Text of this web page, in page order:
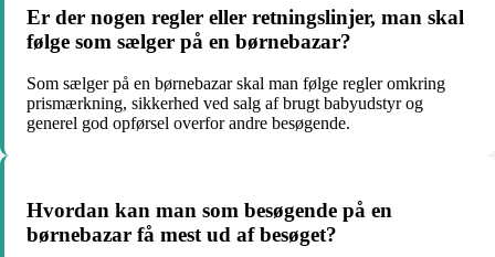
Er der nogen regler eller retningslinjer, man skal
følge som sælger på en børnebazar?
Som sælger på en børnebazar skal man følge regler omkring
prismærkning, sikkerhed ved salg af brugt babyudstyr og
generel god opførsel overfor andre besøgende.
Hvordan kan man som besøgende på en
børnebazar få mest ud af besøget?